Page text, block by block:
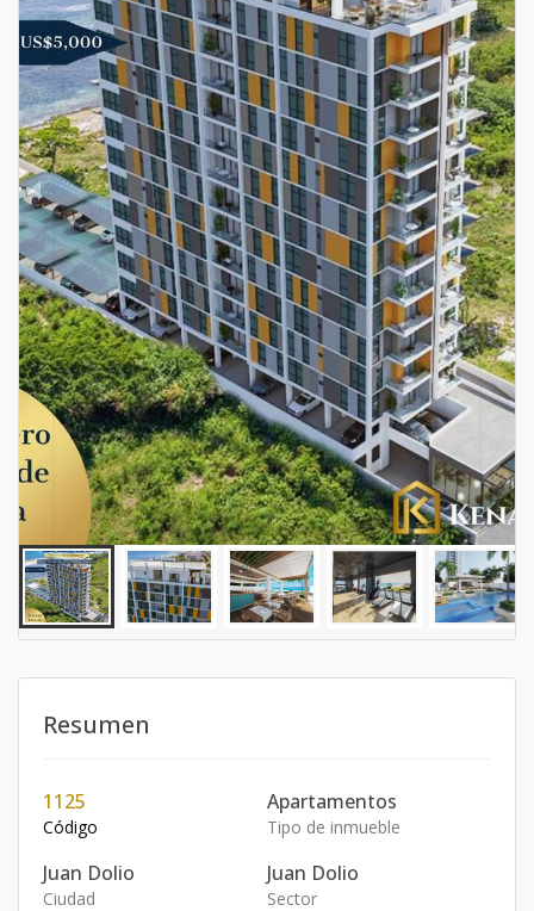
Resumen
1125
Código
Apartamentos
Tipo de inmueble
Juan Dolio
Ciudad
Juan Dolio
Sector